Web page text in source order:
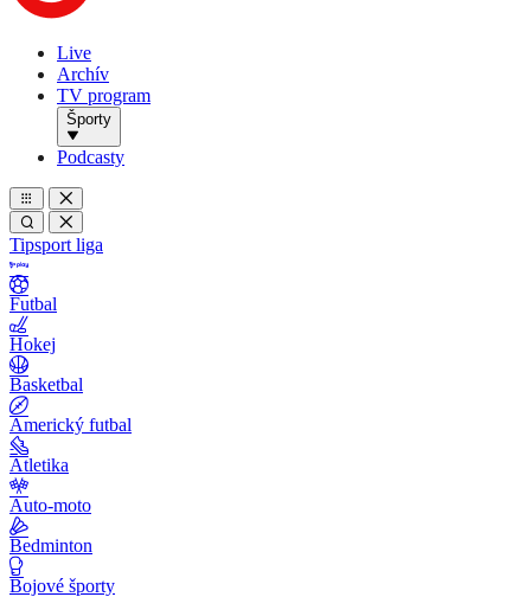
Live
Archív
TV program
Športy
Podcasty
Tipsport liga
Futbal
Hokej
Basketbal
Americký futbal
Atletika
Auto-moto
Bedminton
Bojové športy